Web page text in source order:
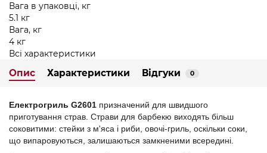
Вага в упаковці, кг
5.1 кг
Вага, кг
4 кг
Всі характеристики
Опис Характеристики Відгуки 0
Електрогриль G2601 призначений для швидшого
приготування страв. Страви для барбекю виходять більш
соковитими: стейки з м'яса і риби, овочі-гриль, оскільки соки,
що випаровуються, залишаються замкненими всередині.